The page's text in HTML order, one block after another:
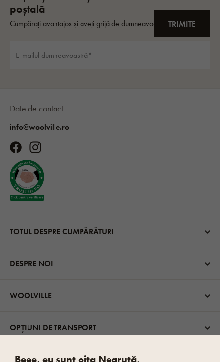
Date de contact
info@woolville.ro
TOTUL DESPRE CUMPĂRĂTURI
DESPRE NOI
WOOLVILLE
OPȚIUNI DE TRANSPORT
Beee, eu sunt oița Negrută,